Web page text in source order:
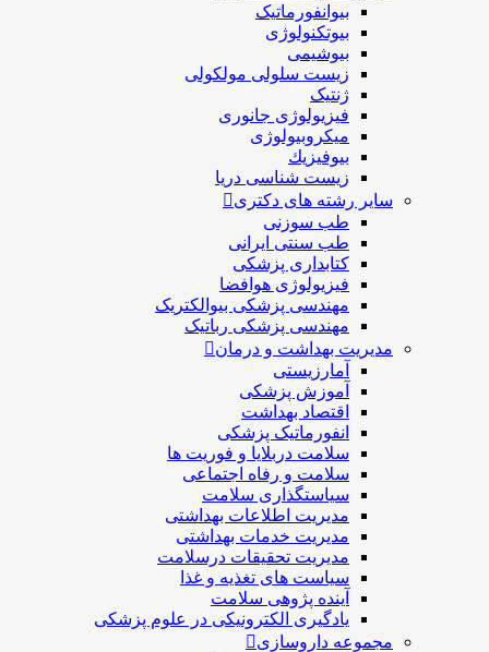
بیوانفورماتیک
بیوتکنولوژی
بیوشیمی
زیست سلولی مولکولی
ژنتیک
فیزیولوژی جانوری
میکروبیولوژی
بيوفيزيك
زیست شناسی دریا
سایر رشته های دکتری
طب سوزنی
طب سنتی ایرانی
کتابداری پزشکی
فیزیولوژی هوافضا
مهندسی پزشکی بیوالکتریک
مهندسی پزشکی رباتیک
مدیریت بهداشت و درمان
آمارزیستی
آموزش پزشکی
اقتصاد بهداشت
انفورماتیک پزشکی
سلامت دربلايا و فوريت ها
سلامت و رفاه اجتماعی
سیاستگذاری سلامت
مدیریت اطلاعات بهداشتی
مدیریت خدمات بهداشتی
مدیریت تحقیقات درسلامت
سیاست های تغذیه و غذا
آینده پژوهی سلامت
یادگیری الکترونیکی در علوم پزشکی
مجموعه داروسازی